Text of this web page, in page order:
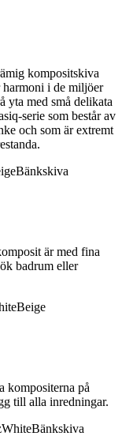
kompositskiva
harmoni i de miljöer
yta med små delikata
serie som består av
och som är extremt
Bänkskiva
är med fina
badrum eller
Beige
kompositerna på
till alla inredningar.
WhiteBänkskiva